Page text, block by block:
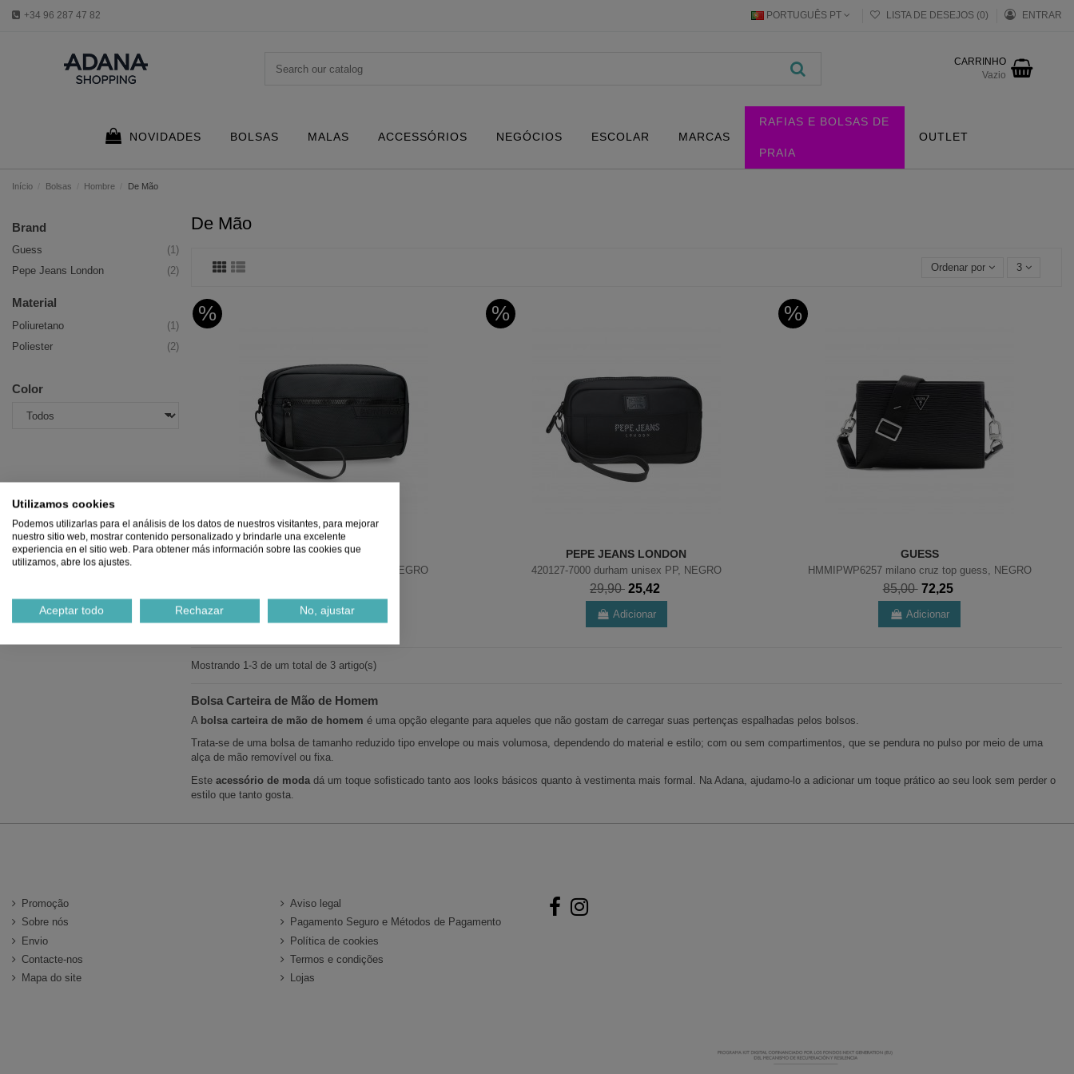
+34 96 287 47 82 PORTUGUÊS PT LISTA DE DESEJOS (0) ENTRAR
CARRINHO
Vazio
NOVIDADES BOLSAS MALAS ACCESSÓRIOS NEGÓCIOS ESCOLAR MARCAS
RAFIAS E BOLSAS DE
PRAIA
OUTLET
Início Bolsas Hombre De Mão
De Mão
Ordenar por 3
%
PEPE JEANS LONDON
420138-7000 dorking unisex PP, NEGRO
Adicionar
%
PEPE JEANS LONDON
420127-7000 durham unisex PP, NEGRO
29,90 25,42
Adicionar
%
GUESS
HMMIPWP6257 milano cruz top guess, NEGRO
85,00 72,25
Adicionar
Mostrando 1-3 de um total de 3 artigo(s)
Bolsa Carteira de Mão de Homem
A bolsa carteira de mão de homem é uma opção elegante para aqueles que não gostam de carregar suas pertenças espalhadas pelos bolsos.
Trata-se de uma bolsa de tamanho reduzido tipo envelope ou mais volumosa, dependendo do material e estilo; com ou sem compartimentos, que se pendura no pulso por meio de uma
alça de mão removível ou fixa.
Este acessório de moda dá um toque sofisticado tanto aos looks básicos quanto à vestimenta mais formal. Na Adana, ajudamo-lo a adicionar um toque prático ao seu look sem perder o
estilo que tanto gosta.
Brand
Guess
(1)
Pepe Jeans London
(2)
Material
Poliuretano
(1)
Poliester
(2)
Color
Promoção
Sobre nós
Envio
Contacte-nos
Mapa do site
Aviso legal
Pagamento Seguro e Métodos de Pagamento
Política de cookies
Termos e condições
Lojas
Utilizamos cookies
Podemos utilizarlas para el análisis de los datos de nuestros visitantes, para mejorar
nuestro sitio web, mostrar contenido personalizado y brindarle una excelente
experiencia en el sitio web. Para obtener más información sobre las cookies que
utilizamos, abre los ajustes.
Aceptar todo Rechazar No, ajustar